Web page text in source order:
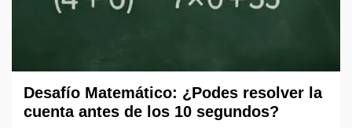
Desafío Matemático: ¿Podes resolver la
cuenta antes de los 10 segundos?